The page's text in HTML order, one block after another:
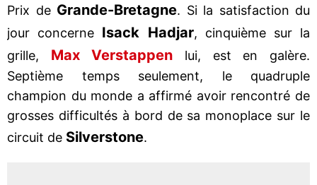
Prix de Grande-Bretagne. Si la satisfaction du
jour concerne Isack Hadjar, cinquième sur la
grille, Max Verstappen lui, est en galère.
Septième temps seulement, le quadruple
champion du monde a affirmé avoir rencontré de
grosses difficultés à bord de sa monoplace sur le
circuit de Silverstone.